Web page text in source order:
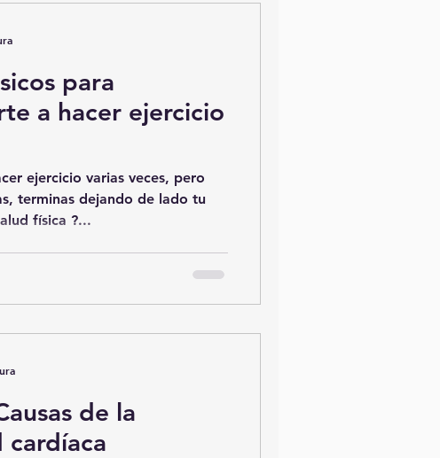
para
a hacer ejercicio
ejercicio varias veces, pero
terminas dejando de lado tu
física ?...
de la